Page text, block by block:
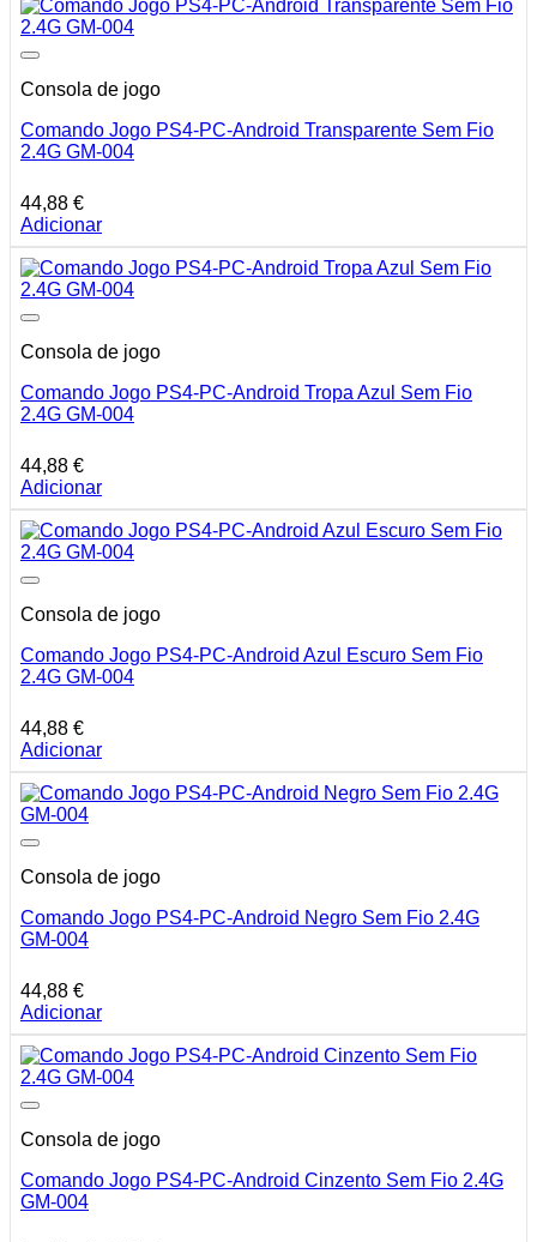
Consola de jogo
Comando Jogo PS4-PC-Android Transparente Sem Fio
2.4G GM-004
44,88 €
Adicionar
Consola de jogo
Comando Jogo PS4-PC-Android Tropa Azul Sem Fio
2.4G GM-004
44,88 €
Adicionar
Consola de jogo
Comando Jogo PS4-PC-Android Azul Escuro Sem Fio
2.4G GM-004
44,88 €
Adicionar
Consola de jogo
Comando Jogo PS4-PC-Android Negro Sem Fio 2.4G
GM-004
44,88 €
Adicionar
Consola de jogo
Comando Jogo PS4-PC-Android Cinzento Sem Fio 2.4G
GM-004